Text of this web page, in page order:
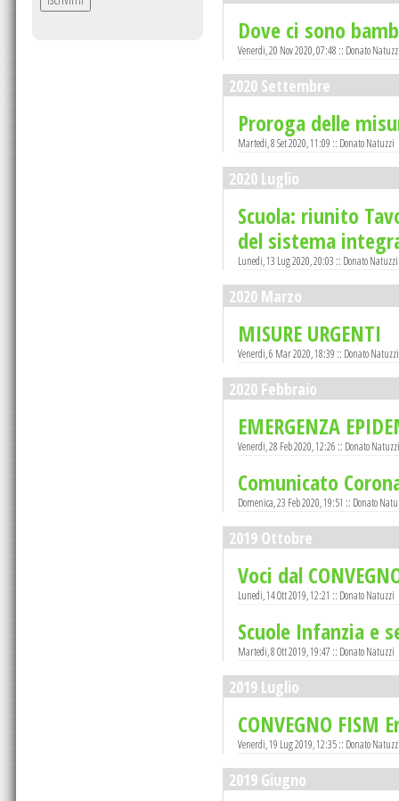
Dove ci sono
Venerdi, 20 Nov 2020, 07:48 :: Donato
2020 Settembre
Proroga delle
Martedi, 8 Set 2020, 11:09 :: Donato Natuzzi
2020 Luglio
Scuola: riunito
del sistema
Lunedi, 13 Lug 2020, 20:03 :: Donato Natuzzi
2020 Marzo
MISURE URGENTI
Venerdi, 6 Mar 2020, 18:39 :: Donato Natuzzi
2020 Febbraio
EMERGENZA
Venerdi, 28 Feb 2020, 12:26 :: Donato Natuzzi
Comunicato
Domenica, 23 Feb 2020, 19:51 :: Donato
2019 Ottobre
Voci dal
Lunedi, 14 Ott 2019, 12:21 :: Donato Natuzzi
Scuole Infanzia e
Martedi, 8 Ott 2019, 19:47 :: Donato Natuzzi
2019 Luglio
CONVEGNO FISM
Venerdi, 19 Lug 2019, 12:35 :: Donato
2019 Giugno